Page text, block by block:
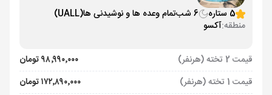
5 ستاره
6 شب تمام وعده ها و نوشیدنی ها(UALL)
منطقه:آکسو
قیمت 2 تخته (هرنفر)
۹۸٬۹۹۰٬۰۰۰ تومان
قیمت 1 تخته (هرنفر)
۱۷۲٬۸۹۰٬۰۰۰ تومان